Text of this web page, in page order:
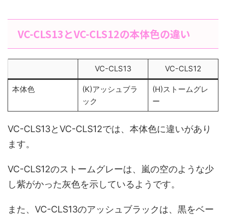
VC-CLS13とVC-CLS12の本体色の違い
VC-CLS13 VC-CLS12
本体色
(K)アッシュブラ
ック
(H)ストームグレ
ー
VC-CLS13とVC-CLS12では、本体色に違いがあり
ます。
VC-CLS12のストームグレーは、嵐の空のような少
し紫がかった灰色を示しているようです。
また、VC-CLS13のアッシュブラックは、黒をベー